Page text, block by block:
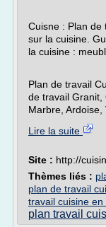
Cuisne : Plan de
sur la cuisine.
la cuisine :
Plan de travail
de travail Granit,
Marbre, Ardoise,
Lire la suite
Site : http://
Thèmes liés :
plan de travail
travail cuisine
plan travail